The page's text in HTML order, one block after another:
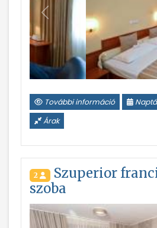
Vissza
További információ
Árak
2
Szuperior
szoba